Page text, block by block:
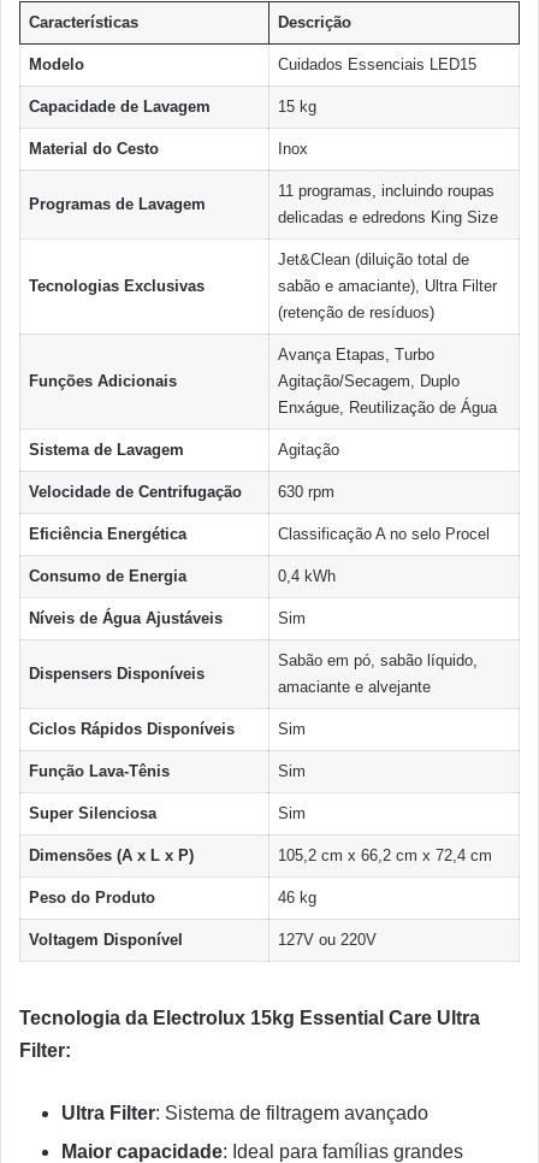
Características Descrição
Modelo Cuidados Essenciais LED15
Capacidade de Lavagem 15 kg
Material do Cesto Inox
Programas de Lavagem
11 programas, incluindo roupas
delicadas e edredons King Size
Tecnologias Exclusivas
Jet&Clean (diluição total de
sabão e amaciante), Ultra Filter
(retenção de resíduos)
Funções Adicionais
Avança Etapas, Turbo
Agitação/Secagem, Duplo
Enxágue, Reutilização de Água
Sistema de Lavagem Agitação
Velocidade de Centrifugação 630 rpm
Eficiência Energética Classificação A no selo Procel
Consumo de Energia 0,4 kWh
Níveis de Água Ajustáveis Sim
Dispensers Disponíveis
Sabão em pó, sabão líquido,
amaciante e alvejante
Ciclos Rápidos Disponíveis Sim
Função Lava-Tênis Sim
Super Silenciosa Sim
Dimensões (A x L x P) 105,2 cm x 66,2 cm x 72,4 cm
Peso do Produto 46 kg
Voltagem Disponível 127V ou 220V
Tecnologia da Electrolux 15kg Essential Care Ultra
Filter:
Ultra Filter: Sistema de filtragem avançado
Maior capacidade: Ideal para famílias grandes